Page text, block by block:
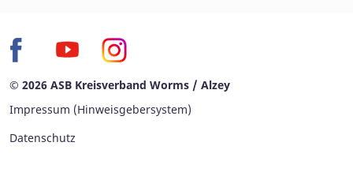
© 2026 ASB Kreisverband Worms / Alzey
Impressum (Hinweisgebersystem)
Datenschutz